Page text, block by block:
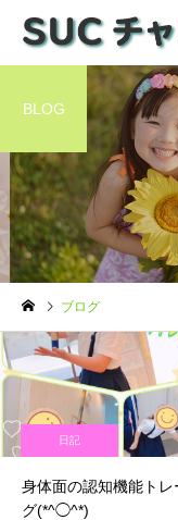
BLOG
ブログ
日記
身体面の認知機能トレ
グ(*^◯^*)